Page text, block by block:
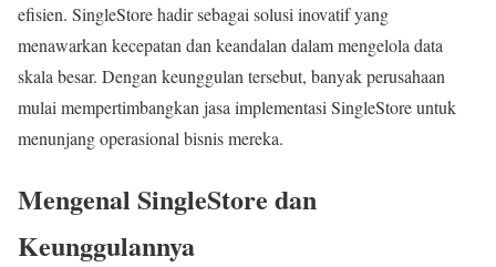
efisien. SingleStore hadir sebagai solusi inovatif yang
menawarkan kecepatan dan keandalan dalam mengelola data
skala besar. Dengan keunggulan tersebut, banyak perusahaan
mulai mempertimbangkan jasa implementasi SingleStore untuk
menunjang operasional bisnis mereka.
Mengenal SingleStore dan
Keunggulannya